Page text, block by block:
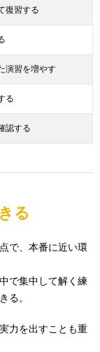
復習する
演習を増やす
る
認する
る
で、本番に近い環
で集中して解く練
る。
力を出すことも重